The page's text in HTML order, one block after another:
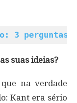
3
suas ideias?
na verdade
Kant era sério